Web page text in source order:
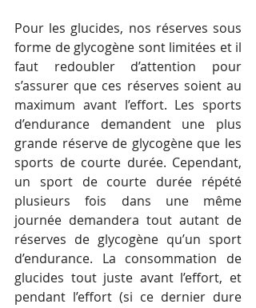
Pour les glucides, nos réserves sous
forme de glycogène sont limitées et il
faut redoubler d’attention pour
s’assurer que ces réserves soient au
maximum avant l’effort. Les sports
d’endurance demandent une plus
grande réserve de glycogène que les
sports de courte durée. Cependant,
un sport de courte durée répété
plusieurs fois dans une même
journée demandera tout autant de
réserves de glycogène qu’un sport
d’endurance. La consommation de
glucides tout juste avant l’effort, et
pendant l’effort (si ce dernier dure